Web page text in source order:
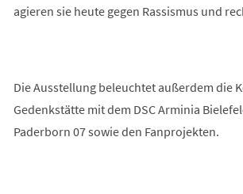
agieren sie heute gegen Rassismus und
Die Ausstellung beleuchtet außerdem die
Gedenkstätte mit dem DSC Arminia
Paderborn 07 sowie den Fanprojekten.